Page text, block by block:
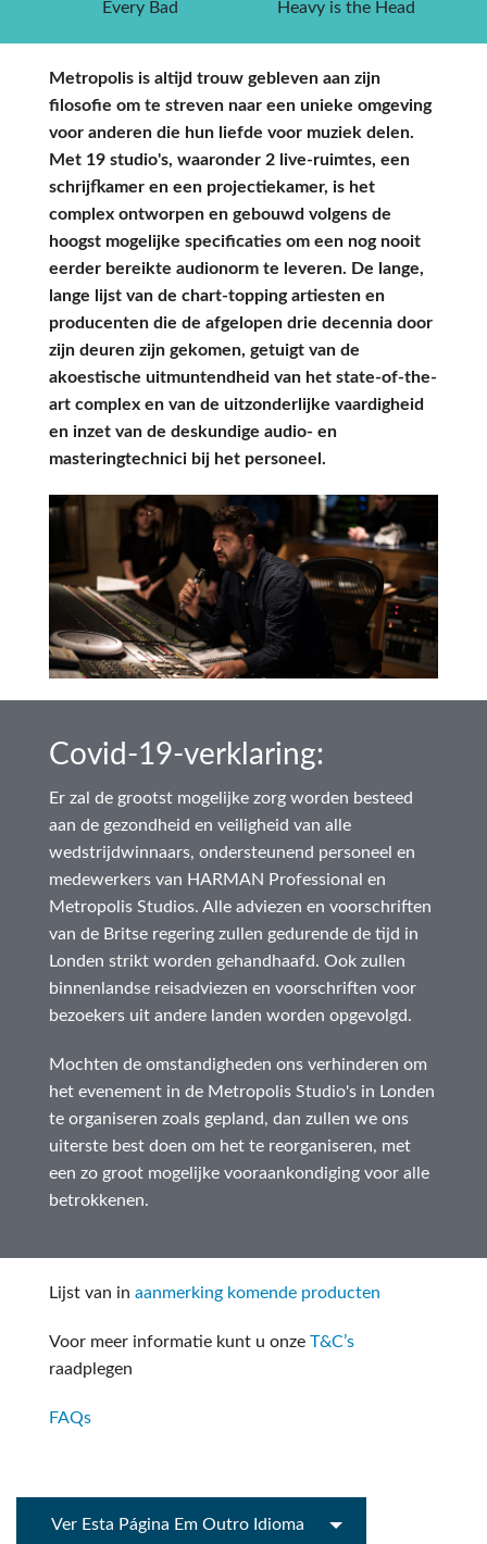
Every Bad
Heavy is the Head
Metropolis is altijd trouw gebleven aan zijn
filosofie om te streven naar een unieke omgeving
voor anderen die hun liefde voor muziek delen.
Met 19 studio's, waaronder 2 live-ruimtes, een
schrijfkamer en een projectiekamer, is het
complex ontworpen en gebouwd volgens de
hoogst mogelijke specificaties om een nog nooit
eerder bereikte audionorm te leveren. De lange,
lange lijst van de chart-topping artiesten en
producenten die de afgelopen drie decennia door
zijn deuren zijn gekomen, getuigt van de
akoestische uitmuntendheid van het state-of-the-
art complex en van de uitzonderlijke vaardigheid
en inzet van de deskundige audio- en
masteringtechnici bij het personeel.
Covid-19-verklaring:
Er zal de grootst mogelijke zorg worden besteed
aan de gezondheid en veiligheid van alle
wedstrijdwinnaars, ondersteunend personeel en
medewerkers van HARMAN Professional en
Metropolis Studios. Alle adviezen en voorschriften
van de Britse regering zullen gedurende de tijd in
Londen strikt worden gehandhaafd. Ook zullen
binnenlandse reisadviezen en voorschriften voor
bezoekers uit andere landen worden opgevolgd.
Mochten de omstandigheden ons verhinderen om
het evenement in de Metropolis Studio's in Londen
te organiseren zoals gepland, dan zullen we ons
uiterste best doen om het te reorganiseren, met
een zo groot mogelijke vooraankondiging voor alle
betrokkenen.
Lijst van in aanmerking komende producten
Voor meer informatie kunt u onze T&C’s
raadplegen
FAQs
Ver Esta Página Em Outro Idioma